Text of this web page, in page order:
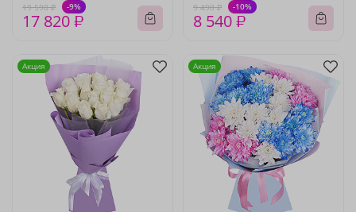
19 590 ₽ -9%
17 820 ₽
9 490 ₽ -10%
8 540 ₽
Акция Акция